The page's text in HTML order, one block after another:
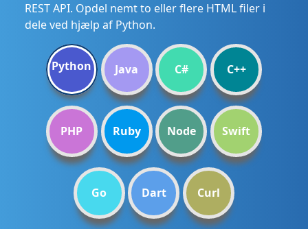
REST API. Opdel nemt to eller flere HTML filer i
dele ved hjælp af Python.
Python Java C# C++
PHP Ruby Node Swift
Go Dart Curl